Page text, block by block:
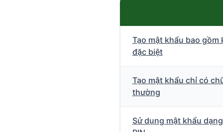
Tạo mật khẩu bao gồm
đặc biệt
Tạo mật khẩu chỉ có
thường
Sử dụng mật khẩu